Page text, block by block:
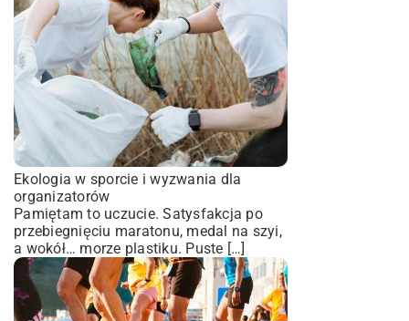
Ekologia w sporcie i wyzwania dla
organizatorów
Pamiętam to uczucie. Satysfakcja po
przebiegnięciu maratonu, medal na szyi,
a wokół… morze plastiku. Puste […]